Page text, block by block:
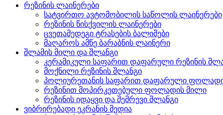
რეზინის ლაინერები
სატვირთო ავტომობილის საწოლის ლაინერები
რეზინის წისქვილის ლაინერები
ცვეთამედეგი ტრასების ბალიშები
მაღაროს ამწე ბარაბნის ლაინერი
შლამის მილი და შლანგი
კერამიკული საფარით დაფარული რეზინის
მოქნილი რეზინის შლანგი
პოლიურეთანის საფარით დაფარული
რეზინით მოპირკეთებული ფოლადის მილი
რეზინის იდაყვი და შემრევი შლანგი
ვიბრირებადი ეკრანის მედია